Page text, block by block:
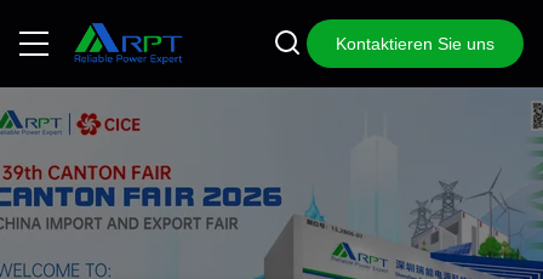
Kontaktieren Sie uns